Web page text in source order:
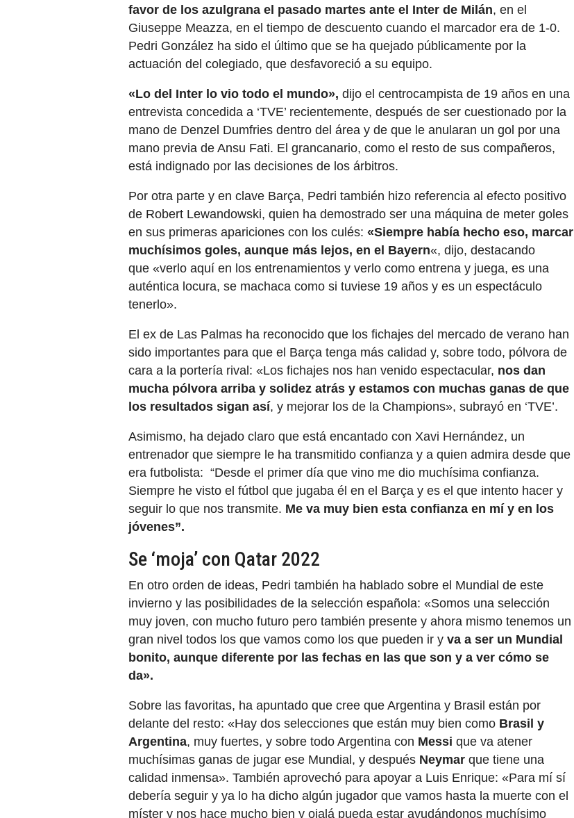
favor de los azulgrana el pasado martes ante el Inter de Milán, en el
Giuseppe Meazza, en el tiempo de descuento cuando el marcador era de 1-0.
Pedri González ha sido el último que se ha quejado públicamente por la
actuación del colegiado, que desfavoreció a su equipo.
«Lo del Inter lo vio todo el mundo», dijo el centrocampista de 19 años en una
entrevista concedida a ‘TVE’ recientemente, después de ser cuestionado por la
mano de Denzel Dumfries dentro del área y de que le anularan un gol por una
mano previa de Ansu Fati. El grancanario, como el resto de sus compañeros,
está indignado por las decisiones de los árbitros.
Por otra parte y en clave Barça, Pedri también hizo referencia al efecto positivo
de Robert Lewandowski, quien ha demostrado ser una máquina de meter goles
en sus primeras apariciones con los culés: «Siempre había hecho eso, marcar
muchísimos goles, aunque más lejos, en el Bayern«, dijo, destacando
que «verlo aquí en los entrenamientos y verlo como entrena y juega, es una
auténtica locura, se machaca como si tuviese 19 años y es un espectáculo
tenerlo».
El ex de Las Palmas ha reconocido que los fichajes del mercado de verano han
sido importantes para que el Barça tenga más calidad y, sobre todo, pólvora de
cara a la portería rival: «Los fichajes nos han venido espectacular, nos dan
mucha pólvora arriba y solidez atrás y estamos con muchas ganas de que
los resultados sigan así, y mejorar los de la Champions», subrayó en ‘TVE’.
Asimismo, ha dejado claro que está encantado con Xavi Hernández, un
entrenador que siempre le ha transmitido confianza y a quien admira desde que
era futbolista: “Desde el primer día que vino me dio muchísima confianza.
Siempre he visto el fútbol que jugaba él en el Barça y es el que intento hacer y
seguir lo que nos transmite. Me va muy bien esta confianza en mí y en los
jóvenes”.
Se ‘moja’ con Qatar 2022
En otro orden de ideas, Pedri también ha hablado sobre el Mundial de este
invierno y las posibilidades de la selección española: «Somos una selección
muy joven, con mucho futuro pero también presente y ahora mismo tenemos un
gran nivel todos los que vamos como los que pueden ir y va a ser un Mundial
bonito, aunque diferente por las fechas en las que son y a ver cómo se
da».
Sobre las favoritas, ha apuntado que cree que Argentina y Brasil están por
delante del resto: «Hay dos selecciones que están muy bien como Brasil y
Argentina, muy fuertes, y sobre todo Argentina con Messi que va atener
muchísimas ganas de jugar ese Mundial, y después Neymar que tiene una
calidad inmensa». También aprovechó para apoyar a Luis Enrique: «Para mí sí
debería seguir y ya lo ha dicho algún jugador que vamos hasta la muerte con el
míster y nos hace mucho bien y ojalá pueda estar ayudándonos muchísimo